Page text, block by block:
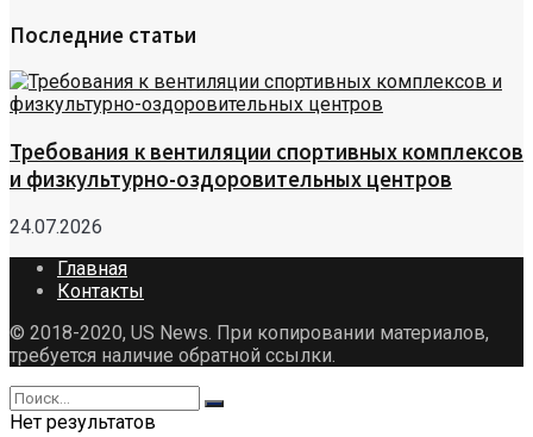
Последние статьи
Требования к вентиляции спортивных комплексов
и физкультурно-оздоровительных центров
24.07.2026
Главная
Контакты
© 2018-2020, US News. При копировании материалов,
требуется наличие обратной ссылки.
Нет результатов